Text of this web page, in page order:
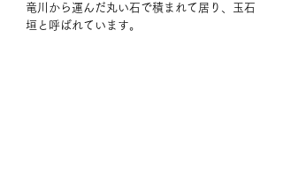
竜川から運んだ丸い石で積まれて居り、玉石
垣と呼ばれています。